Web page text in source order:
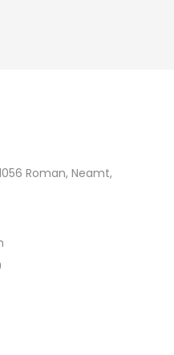
Roman, Neamt,